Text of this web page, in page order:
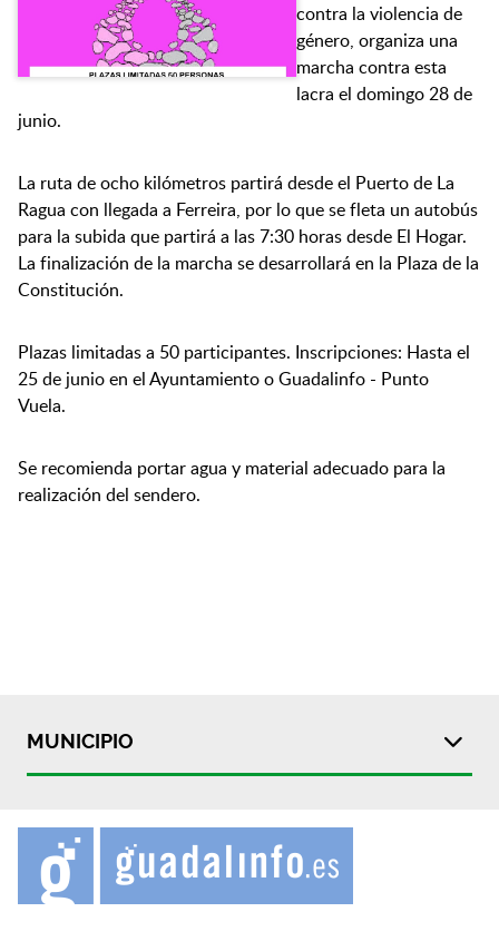
contra la violencia de
género, organiza una
marcha contra esta
lacra el domingo 28 de
junio.
La ruta de ocho kilómetros partirá desde el Puerto de La
Ragua con llegada a Ferreira, por lo que se fleta un autobús
para la subida que partirá a las 7:30 horas desde El Hogar.
La finalización de la marcha se desarrollará en la Plaza de la
Constitución.
Plazas limitadas a 50 participantes. Inscripciones: Hasta el
25 de junio en el Ayuntamiento o Guadalinfo - Punto
Vuela.
Se recomienda portar agua y material adecuado para la
realización del sendero.
MUNICIPIO